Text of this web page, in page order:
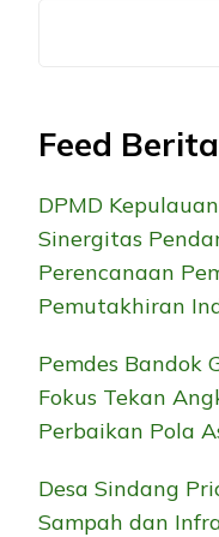
Feed
DPMD
Sinergitas
Perencanaan
Pemutakhiran
Pemdes Bandok
Fokus Tekan
Perbaikan Pola
Desa Sindang
Sampah dan